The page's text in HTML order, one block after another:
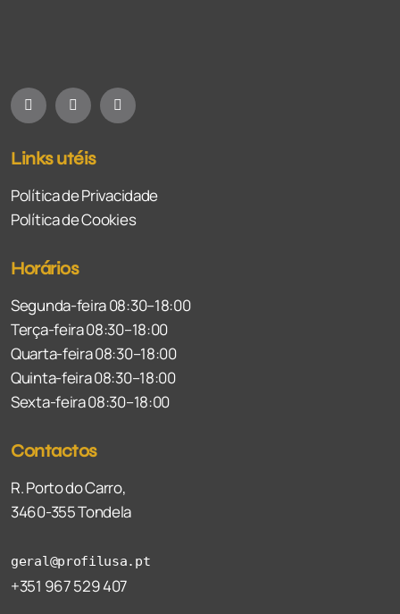
Links utéis
Política de Privacidade
Política de Cookies
Horários
Segunda-feira 08:30–18:00
Terça-feira 08:30–18:00
Quarta-feira 08:30–18:00
Quinta-feira 08:30–18:00
Sexta-feira 08:30–18:00
Contactos
R. Porto do Carro,
3460-355 Tondela
geral@profilusa.pt
+351 967 529 407